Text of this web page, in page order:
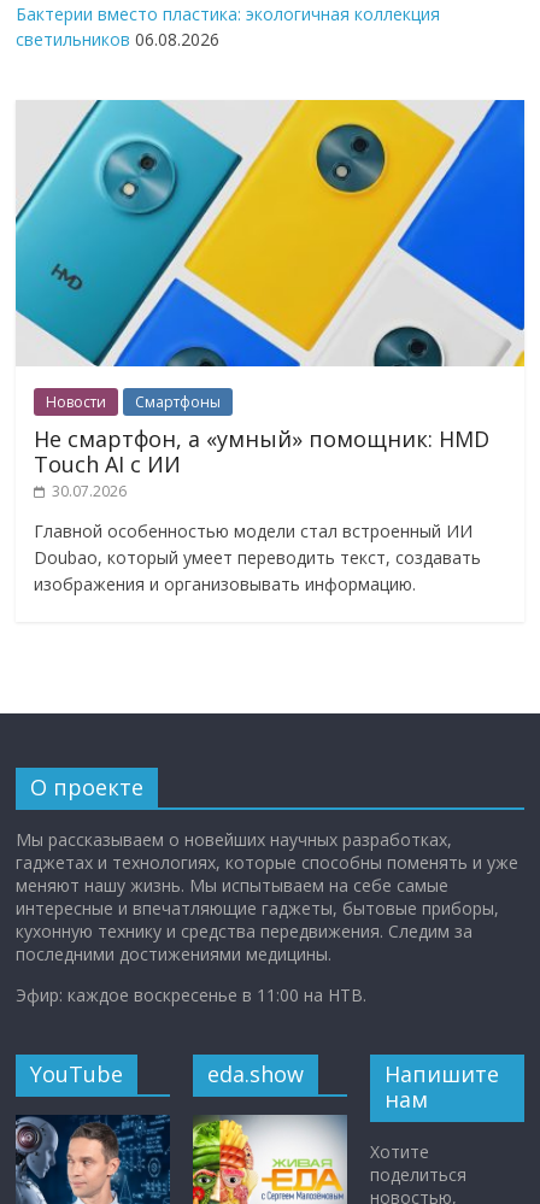
Бактерии вместо пластика: экологичная коллекция
светильников 06.08.2026
Новости Смартфоны
Не смартфон, а «умный» помощник: HMD
Touch AI с ИИ
30.07.2026
Главной особенностью модели стал встроенный ИИ
Doubao, который умеет переводить текст, создавать
изображения и организовывать информацию.
О проекте
Мы рассказываем о новейших научных разработках,
гаджетах и технологиях, которые способны поменять и уже
меняют нашу жизнь. Мы испытываем на себе самые
интересные и впечатляющие гаджеты, бытовые приборы,
кухонную технику и средства передвижения. Следим за
последними достижениями медицины.
Эфир: каждое воскресенье в 11:00 на НТВ.
YouTube eda.show
Напишите
нам
Хотите
поделиться
новостью,